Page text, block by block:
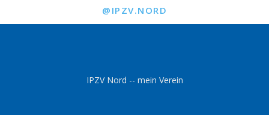
@IPZV.NORD
IPZV Nord -- mein Verein